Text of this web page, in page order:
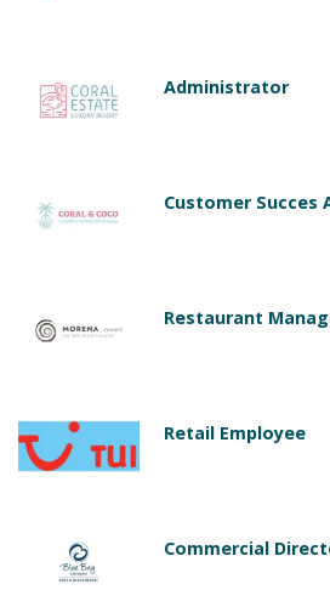
Administrator
Customer Succes
Restaurant
Retail Employee
Commercial